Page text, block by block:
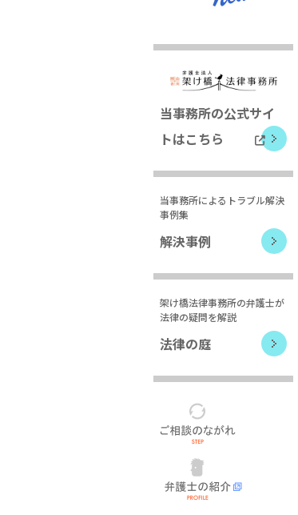
当事務所の公式サイ
トはこちら
当事務所によるトラブル解決
事例集
解決事例
架け橋法律事務所の弁護士が
法律の疑問を解説
法律の庭
談
の
士
の